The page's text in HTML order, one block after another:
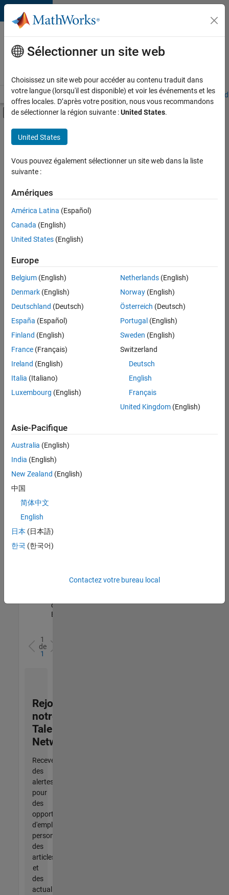
Passer au contenu
Votre
carrière
chez
Accueil Explorer nos opportunités Adresses de nos bureaux
Activer/désactiver l'affichage du menu
Contenu principal
FILTRER PAR
Programme destiné aux nouvelles carrières (EDG)
Globalisation
Infrastructure et architecture
Enregistrer
sélectionnées
Les
descriptions
poste
n’ont
pas
été
traduites.
Effectuez
lieu
pour
l’ensemble
des
opportunités
votre
région.
Senior Software Quality Engineer
Senior
Engineer
qualité |
Expérimenté(e)
1
de
1
Rejoignez
notre
Talent
Network
Recevez
des
alertes
pour
des
opportunités
d'emploi
personnalisées,
des
articles
et
des
actualités
Sélectionner un site web
Choisissez un site web pour accéder au contenu traduit dans
votre langue (lorsqu'il est disponible) et voir les événements et les
offres locales. D’après votre position, nous vous recommandons
de sélectionner la région suivante :United States.
United States
Vous pouvez également sélectionner un site web dans la liste
suivante :
Amériques
América Latina (Español)
Canada (English)
United States (English)
Europe
Belgium (English)
Denmark (English)
Deutschland (Deutsch)
España (Español)
Finland (English)
France (Français)
Ireland (English)
Italia (Italiano)
Luxembourg (English)
Netherlands(English)
Norway(English)
Österreich (Deutsch)
Portugal (English)
Sweden (English)
Switzerland
Deutsch
English
Français
United Kingdom(English)
Asie-Pacifique
Australia (English)
India (English)
New Zealand (English)
中国
简体中文
English
日本 (日本語)
한국 (한국어)
Contactez votre bureau local